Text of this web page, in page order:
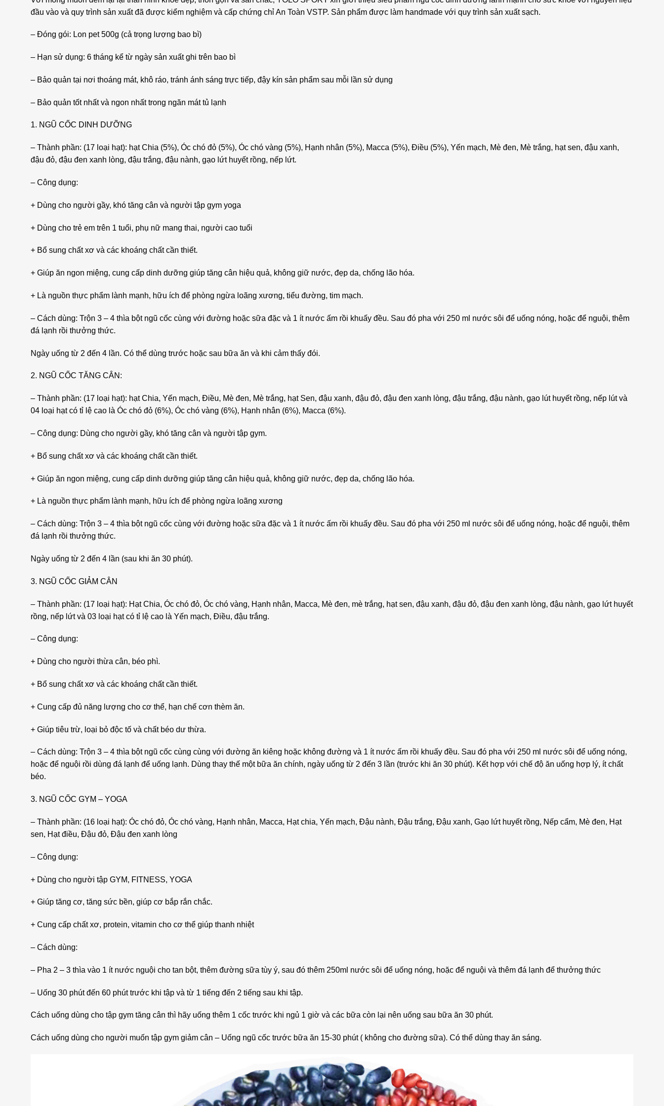
đầu vào và quy trình sản xuất đã được kiểm nghiệm và cấp chứng chỉ An Toàn VSTP. Sản phẩm được làm handmade với quy trình sản xuất sạch.
– Đóng gói: Lon pet 500g (cả trọng lượng bao bì)
– Hạn sử dụng: 6 tháng kể từ ngày sản xuất ghi trên bao bì
– Bảo quản tại nơi thoáng mát, khô ráo, tránh ánh sáng trực tiếp, đậy kín sản phẩm sau mỗi lần sử dụng
– Bảo quản tốt nhất và ngon nhất trong ngăn mát tủ lạnh
1. NGŨ CỐC DINH DƯỠNG
– Thành phần: (17 loại hạt): hạt Chia (5%), Óc chó đỏ (5%), Óc chó vàng (5%), Hạnh nhân (5%), Macca (5%), Điều (5%), Yến mạch, Mè đen, Mè trắng, hạt sen, đậu xanh,
đậu đỏ, đậu đen xanh lòng, đậu trắng, đậu nành, gạo lứt huyết rồng, nếp lứt.
– Công dụng:
+ Dùng cho người gầy, khó tăng cân và người tập gym yoga
+ Dùng cho trẻ em trên 1 tuổi, phụ nữ mang thai, người cao tuổi
+ Bổ sung chất xơ và các khoáng chất cần thiết.
+ Giúp ăn ngon miệng, cung cấp dinh dưỡng giúp tăng cân hiệu quả, không giữ nước, đẹp da, chống lão hóa.
+ Là nguồn thực phẩm lành mạnh, hữu ích để phòng ngừa loãng xương, tiểu đường, tim mạch.
– Cách dùng: Trộn 3 – 4 thìa bột ngũ cốc cùng với đường hoặc sữa đặc và 1 ít nước ấm rồi khuấy đều. Sau đó pha với 250 ml nước sôi để uống nóng, hoặc để nguội, thêm
đá lạnh rồi thưởng thức.
Ngày uống từ 2 đến 4 lần. Có thể dùng trước hoặc sau bữa ăn và khi cảm thấy đói.
2. NGŨ CỐC TĂNG CÂN:
– Thành phần: (17 loại hạt): hạt Chia, Yến mạch, Điều, Mè đen, Mè trắng, hạt Sen, đậu xanh, đậu đỏ, đậu đen xanh lòng, đậu trắng, đậu nành, gạo lút huyết rồng, nếp lút và
04 loại hạt có tỉ lệ cao là Óc chó đỏ (6%), Óc chó vàng (6%), Hạnh nhân (6%), Macca (6%).
– Công dụng: Dùng cho người gầy, khó tăng cân và người tập gym.
+ Bổ sung chất xơ và các khoáng chất cần thiết.
+ Giúp ăn ngon miệng, cung cấp dinh dưỡng giúp tăng cân hiệu quả, không giữ nước, đẹp da, chống lão hóa.
+ Là nguồn thực phẩm lành mạnh, hữu ích để phòng ngừa loãng xương
– Cách dùng: Trộn 3 – 4 thìa bột ngũ cốc cùng với đường hoặc sữa đặc và 1 ít nước ấm rồi khuấy đều. Sau đó pha với 250 ml nước sôi để uống nóng, hoặc để nguội, thêm
đá lạnh rồi thưởng thức.
Ngày uống từ 2 đến 4 lần (sau khi ăn 30 phút).
3. NGŨ CỐC GIẢM CÂN
– Thành phần: (17 loại hạt): Hạt Chia, Óc chó đỏ, Óc chó vàng, Hạnh nhân, Macca, Mè đen, mè trắng, hạt sen, đậu xanh, đậu đỏ, đậu đen xanh lòng, đậu nành, gạo lứt huyết
rồng, nếp lứt và 03 loại hạt có tỉ lệ cao là Yến mạch, Điều, đậu trắng.
– Công dụng:
+ Dùng cho người thừa cân, béo phì.
+ Bổ sung chất xơ và các khoáng chất cần thiết.
+ Cung cấp đủ năng lượng cho cơ thể, hạn chế cơn thèm ăn.
+ Giúp tiêu trừ, loại bỏ độc tố và chất béo dư thừa.
– Cách dùng: Trộn 3 – 4 thìa bột ngũ cốc cùng cùng với đường ăn kiêng hoặc không đường và 1 ít nước ấm rồi khuấy đều. Sau đó pha với 250 ml nước sôi để uống nóng,
hoặc để nguội rồi dùng đá lạnh để uống lạnh. Dùng thay thế một bữa ăn chính, ngày uống từ 2 đến 3 lần (trước khi ăn 30 phút). Kết hợp với chế độ ăn uống hợp lý, ít chất
béo.
3. NGŨ CỐC GYM – YOGA
– Thành phần: (16 loại hạt): Óc chó đỏ, Óc chó vàng, Hạnh nhân, Macca, Hạt chia, Yến mạch, Đậu nành, Đậu trắng, Đậu xanh, Gạo lứt huyết rồng, Nếp cẩm, Mè đen, Hạt
sen, Hạt điều, Đậu đỏ, Đậu đen xanh lòng
– Công dụng:
+ Dùng cho người tập GYM, FITNESS, YOGA
+ Giúp tăng cơ, tăng sức bền, giúp cơ bắp rắn chắc.
+ Cung cấp chất xơ, protein, vitamin cho cơ thể giúp thanh nhiệt
– Cách dùng:
– Pha 2 – 3 thìa vào 1 ít nước nguội cho tan bột, thêm đường sữa tùy ý, sau đó thêm 250ml nước sôi để uống nóng, hoặc để nguội và thêm đá lạnh để thưởng thức
– Uống 30 phút đến 60 phút trước khi tập và từ 1 tiếng đến 2 tiếng sau khi tập.
Cách uống dùng cho tập gym tăng cân thì hãy uống thêm 1 cốc trước khi ngủ 1 giờ và các bữa còn lại nên uống sau bữa ăn 30 phút.
Cách uống dùng cho người muốn tập gym giảm cân – Uống ngũ cốc trước bữa ăn 15-30 phút ( không cho đường sữa). Có thể dùng thay ăn sáng.